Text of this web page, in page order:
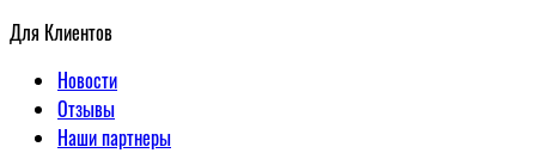
Для Клиентов
Новости
Отзывы
Наши партнеры